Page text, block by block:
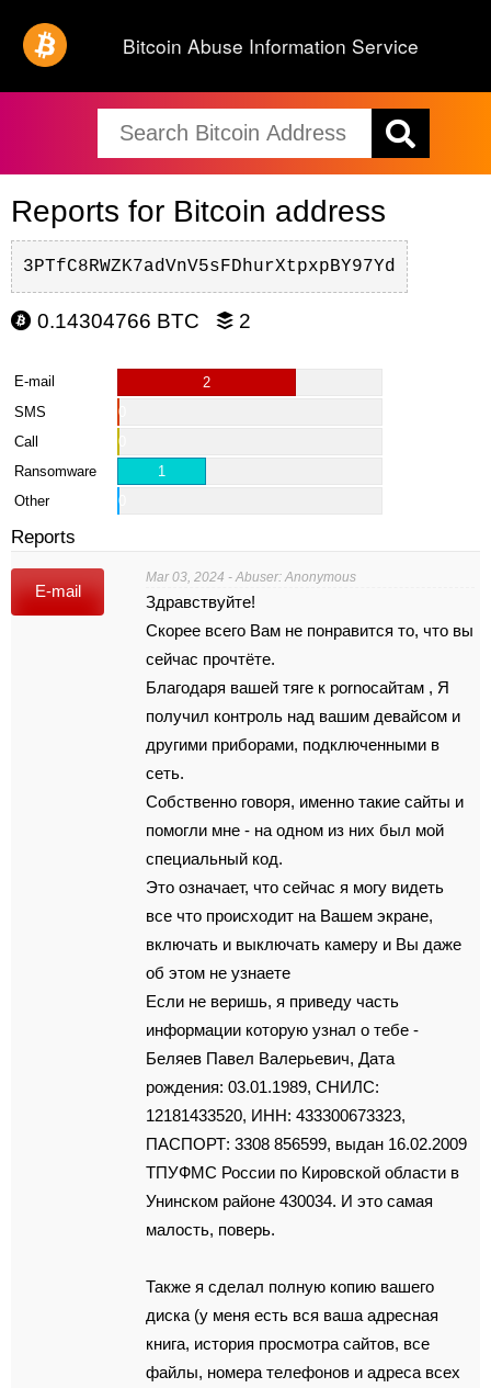
Bitcoin Abuse Information Service
Reports for Bitcoin address
3PTfC8RWZK7adVnV5sFDhurXtpxpBY97Yd
0.14304766 BTC 2
E-mail
2
SMS
0
Call
0
Ransomware
1
Other
0
Reports
E-mail
Mar 03, 2024 - Abuser: Anonymous
Здравствуйте!
Скорее всего Вам не понравится то, что вы
сейчас прочтёте.
Благодаря вашей тяге к pornoсайтам , Я
получил контроль над вашим девайсом и
другими приборами, подключенными в
сеть.
Собственно говоря, именно такие сайты и
помогли мне - на одном из них был мой
специальный код.
Это ознaчaет, что сейчас я могу видеть
вcе что происходит нa Вaшем экрaне,
включать и выключать кaмeру и Вы даже
об этом не узнаете
Если не веришь, я приведу часть
информации которую узнал о тебе -
Беляев Павел Валерьевич, Дата
рождения: 03.01.1989, СНИЛС:
12181433520, ИНН: 433300673323,
ПАСПОРТ: 3308 856599, выдан 16.02.2009
ТПУФМС России по Кировской области в
Унинском районе 430034. И это самая
малость, поверь.
Также я сделал полную копию вашего
диска (у меня есть вся ваша адресная
книга, история просмотра сайтов, все
файлы, номера телефонов и адреса всех